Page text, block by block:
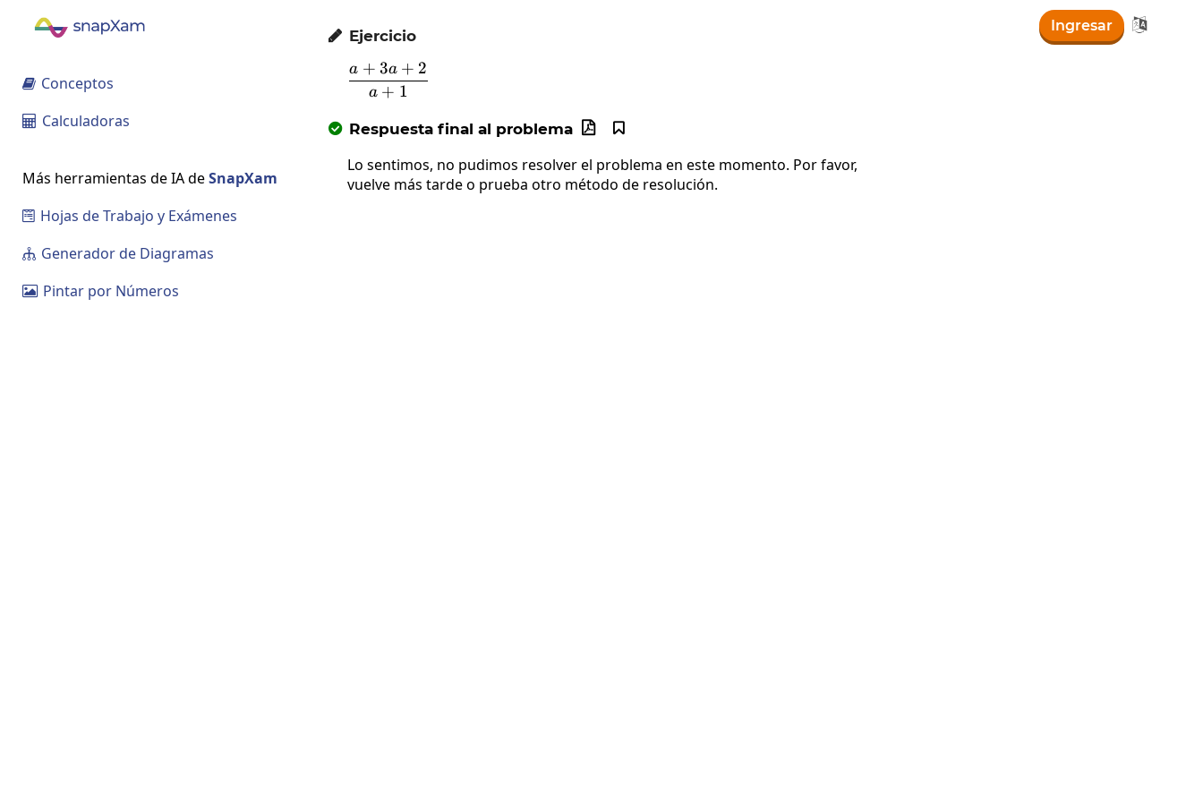
Ingresar 
 Conceptos
 Calculadoras
Más herramientas de IA deSnapXam
 Hojas de Trabajo y Exámenes
 Generador de Diagramas
 Pintar por Números
 Ejercicio
\frac{a+3a+2}{a+1}
a + 1
a + 3a + 2
 Respuesta final al problema 

Lo sentimos, no pudimos resolver el problema en este momento. Por favor,
vuelve más tarde o prueba otro método de resolución.